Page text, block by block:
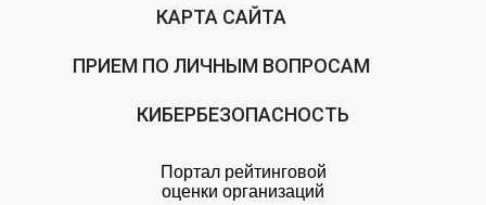
КАРТА САЙТА
ПРИЕМ ПО ЛИЧНЫМ ВОПРОСАМ
КИБЕРБЕЗОПАСНОСТЬ
Портал рейтинговой
оценки организаций